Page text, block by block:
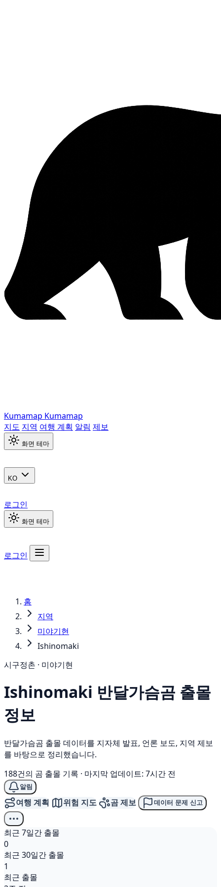
Kumamap Kumamap
지도 지역 여행 계획 알림 제보
화면 테마
KO
로그인
화면 테마
로그인
홈
지역
미야기현
Ishinomaki
시구정촌 · 미야기현
Ishinomaki 반달가슴곰 출몰
정보
반달가슴곰 출몰 데이터를 지자체 발표, 언론 보도, 지역 제보
를 바탕으로 정리했습니다.
188건의 곰 출몰 기록 · 마지막 업데이트: 7시간 전
알림
여행 계획 위험 지도 곰 제보 데이터 문제 신고
최근 7일간 출몰
0
최근 30일간 출몰
1
최근 출몰